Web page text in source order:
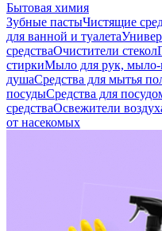
Бытовая химия
Зубные пастыЧистящие
для ванной и туалета
средстваОчистители стекол
стиркиМыло для рук, мыло-
душаСредства для мытья
посудыСредства для
средстваОсвежители
от насекомых